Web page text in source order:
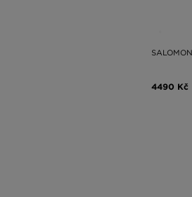
4490 Kč